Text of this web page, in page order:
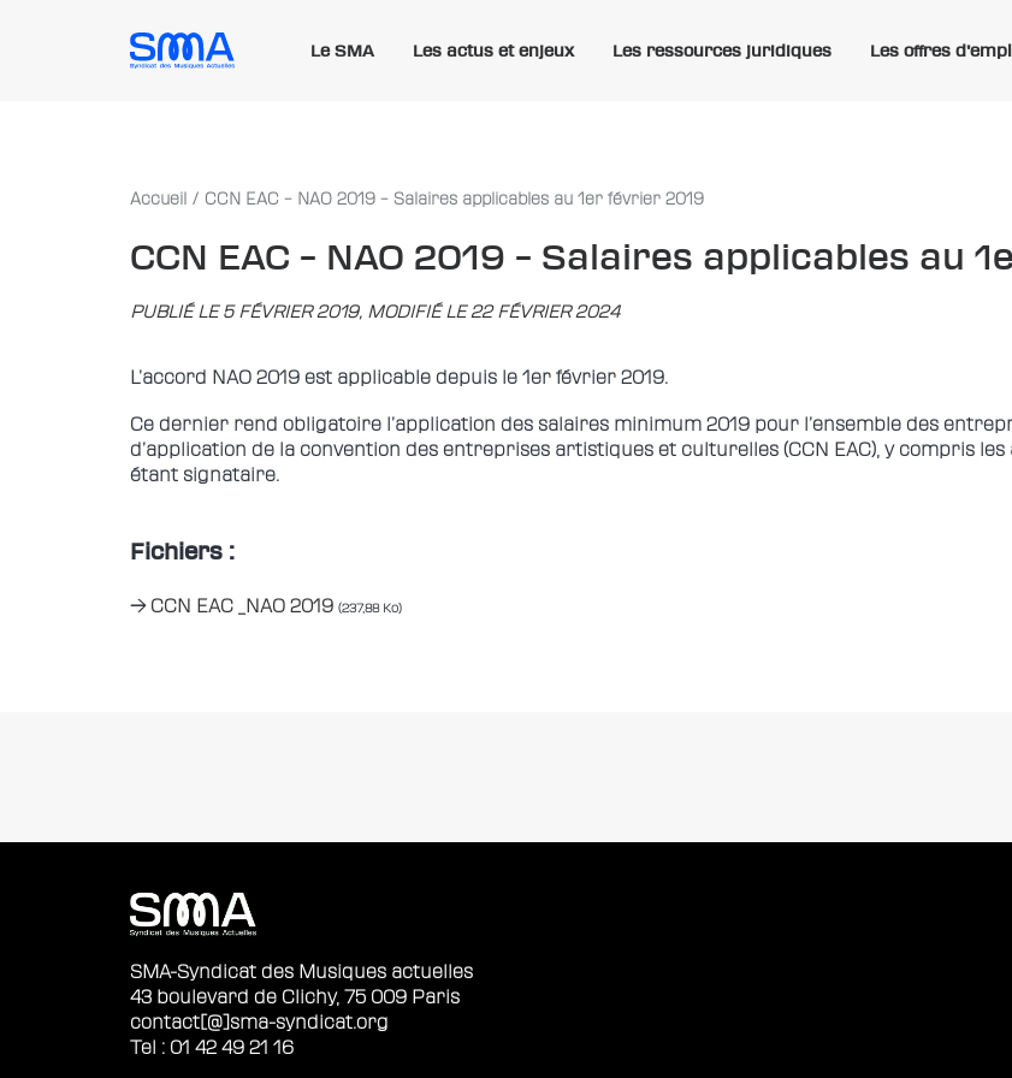
Le SMA Les actus et enjeux Les ressources juridiques Les offres
Accueil CCN EAC – NAO 2019 – Salaires applicables au 1er février 2019
CCN EAC – NAO 2019 – Salaires applicables au
PUBLIÉ LE 5 FÉVRIER 2019, MODIFIÉ LE 22 FÉVRIER 2024
L’accord NAO 2019 est applicable depuis le 1er février 2019.
Ce dernier rend obligatoire l’application des salaires minimum 2019 pour l’ensemble des
d’application de la convention des entreprises artistiques et culturelles (CCN EAC), y compris
étant signataire.
Fichiers :
CCN EAC _NAO 2019 (237,88 Ko)
SMA-Syndicat des Musiques actuelles
43 boulevard de Clichy, 75 009 Paris
contact[@]sma-syndicat.org
Tel : 01 42 49 21 16